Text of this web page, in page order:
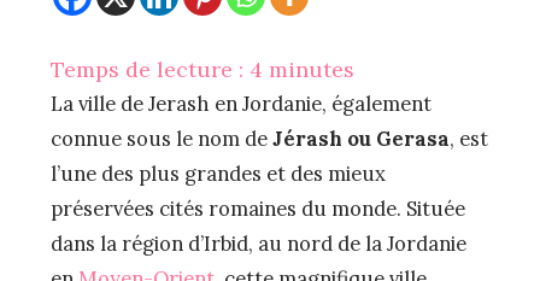
Temps de lecture : 4 minutes
La ville de Jerash en Jordanie, également
connue sous le nom deJérash ou Gerasa, est
l’une des plus grandes et des mieux
préservées cités romaines du monde. Située
dans la région d’Irbid, au nord de la Jordanie